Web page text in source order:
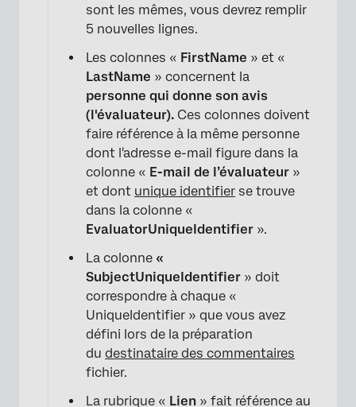
×
×
sont les mêmes, vous devrez remplir
5 nouvelles lignes.
Les colonnes « FirstName » et «
LastName » concernent la
personne qui donne son avis
(l'évaluateur). Ces colonnes doivent
faire référence à la même personne
dont l'adresse e-mail figure dans la
colonne « E-mail de l’évaluateur »
et dont unique identifier se trouve
dans la colonne «
EvaluatorUniqueIdentifier ».
La colonne «
SubjectUniqueIdentifier » doit
correspondre à chaque «
UniqueIdentifier » que vous avez
défini lors de la préparation
du destinataire des commentaires
fichier.
La rubrique « Lien » fait référence au